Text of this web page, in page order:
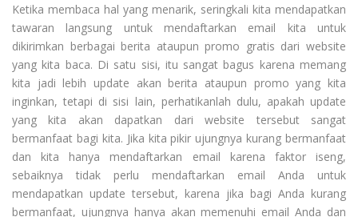
Ketika membaca hal yang menarik, seringkali kita mendapatkan
tawaran langsung untuk mendaftarkan email kita untuk
dikirimkan berbagai berita ataupun promo gratis dari website
yang kita baca. Di satu sisi, itu sangat bagus karena memang
kita jadi lebih update akan berita ataupun promo yang kita
inginkan, tetapi di sisi lain, perhatikanlah dulu, apakah update
yang kita akan dapatkan dari website tersebut sangat
bermanfaat bagi kita. Jika kita pikir ujungnya kurang bermanfaat
dan kita hanya mendaftarkan email karena faktor iseng,
sebaiknya tidak perlu mendaftarkan email Anda untuk
mendapatkan update tersebut, karena jika bagi Anda kurang
bermanfaat, ujungnya hanya akan memenuhi email Anda dan